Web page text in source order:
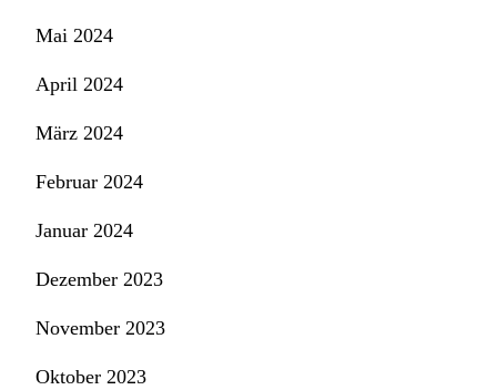
Mai 2024
April 2024
März 2024
Februar 2024
Januar 2024
Dezember 2023
November 2023
Oktober 2023